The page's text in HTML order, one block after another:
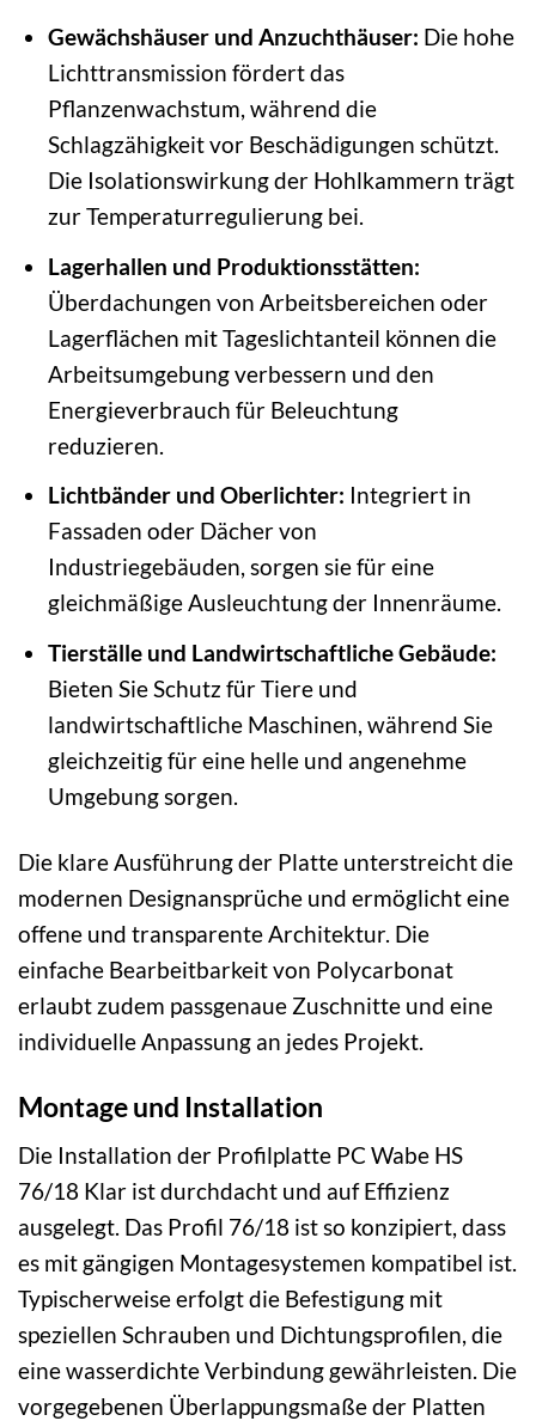
Gewächshäuser und Anzuchthäuser: Die hohe
Lichttransmission fördert das
Pflanzenwachstum, während die
Schlagzähigkeit vor Beschädigungen schützt.
Die Isolationswirkung der Hohlkammern trägt
zur Temperaturregulierung bei.
Lagerhallen und Produktionsstätten:
Überdachungen von Arbeitsbereichen oder
Lagerflächen mit Tageslichtanteil können die
Arbeitsumgebung verbessern und den
Energieverbrauch für Beleuchtung
reduzieren.
Lichtbänder und Oberlichter: Integriert in
Fassaden oder Dächer von
Industriegebäuden, sorgen sie für eine
gleichmäßige Ausleuchtung der Innenräume.
Tierställe und Landwirtschaftliche Gebäude:
Bieten Sie Schutz für Tiere und
landwirtschaftliche Maschinen, während Sie
gleichzeitig für eine helle und angenehme
Umgebung sorgen.
Die klare Ausführung der Platte unterstreicht die
modernen Designansprüche und ermöglicht eine
offene und transparente Architektur. Die
einfache Bearbeitbarkeit von Polycarbonat
erlaubt zudem passgenaue Zuschnitte und eine
individuelle Anpassung an jedes Projekt.
Montage und Installation
Die Installation der Profilplatte PC Wabe HS
76/18 Klar ist durchdacht und auf Effizienz
ausgelegt. Das Profil 76/18 ist so konzipiert, dass
es mit gängigen Montagesystemen kompatibel ist.
Typischerweise erfolgt die Befestigung mit
speziellen Schrauben und Dichtungsprofilen, die
eine wasserdichte Verbindung gewährleisten. Die
vorgegebenen Überlappungsmaße der Platten